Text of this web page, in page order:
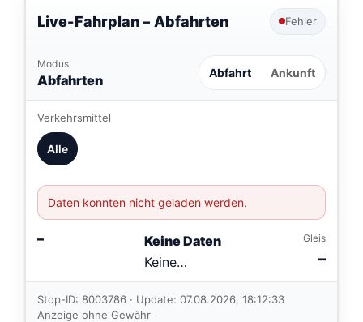
Live-Fahrplan – Abfahrten Fehler
Modus
Abfahrten Abfahrt Ankunft
Verkehrsmittel
Alle
Daten konnten nicht geladen werden.
–
Keine Daten
Keine
Verbindungen
im aktuellen
Feed.
Gleis
–
Stop-ID: 8003786 · Update: 07.08.2026, 18:12:33
Anzeige ohne Gewähr